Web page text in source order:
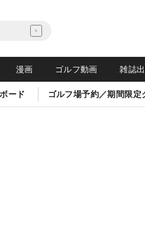
漫画 ゴルフ動画 雑誌
ード ゴルフ場予約／期間限定